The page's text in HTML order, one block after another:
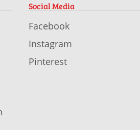
Social Media
Facebook
Instagram
Pinterest